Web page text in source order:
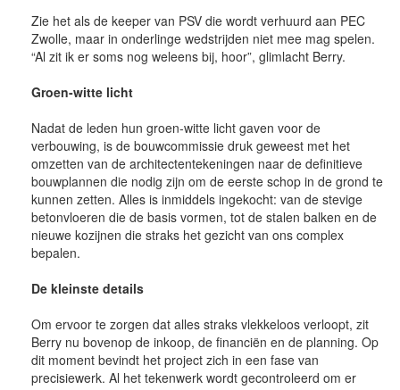
Zie het als de keeper van PSV die wordt verhuurd aan PEC
Zwolle, maar in onderlinge wedstrijden niet mee mag spelen.
“Al zit ik er soms nog weleens bij, hoor”, glimlacht Berry.
Groen-witte licht
Nadat de leden hun groen-witte licht gaven voor de
verbouwing, is de bouwcommissie druk geweest met het
omzetten van de architectentekeningen naar de definitieve
bouwplannen die nodig zijn om de eerste schop in de grond te
kunnen zetten. Alles is inmiddels ingekocht: van de stevige
betonvloeren die de basis vormen, tot de stalen balken en de
nieuwe kozijnen die straks het gezicht van ons complex
bepalen.
De kleinste details
Om ervoor te zorgen dat alles straks vlekkeloos verloopt, zit
Berry nu bovenop de inkoop, de financiën en de planning. Op
dit moment bevindt het project zich in een fase van
precisiewerk. Al het tekenwerk wordt gecontroleerd om er